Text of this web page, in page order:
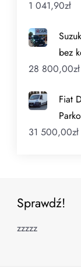
1 041,90zł
bez
28 800,00zł
Fiat
31 500,00zł
Sprawdź!
zzzzz